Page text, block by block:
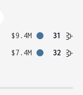
$9.4M
31
$7.4M 32